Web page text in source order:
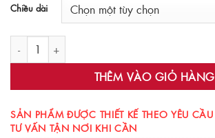
Chiều dài
Nam châm dẻo có keo khổ 50mm số lượng
THÊM VÀO GIỎ HÀNG
SẢN PHẨM ĐƯỢC THIẾT KẾ THEO YÊU CẦU
TƯ VẤN TẬN NƠI KHI CẦN